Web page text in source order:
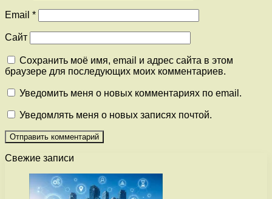
Email *
Сайт
Сохранить моё имя, email и адрес сайта в этом
браузере для последующих моих комментариев.
Уведомить меня о новых комментариях по email.
Уведомлять меня о новых записях почтой.
Свежие записи